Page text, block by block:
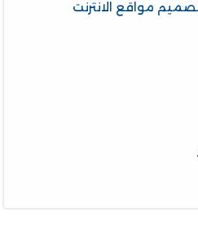
مواقع الانترنت